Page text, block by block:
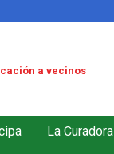
a vecinos
La Curadora